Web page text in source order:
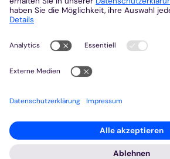
Link B
Link C
Kontakt
Gemeinsam.Vernetzt.Digital
Domplatz
55116 Mainz